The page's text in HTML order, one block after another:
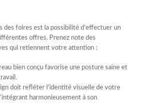
des foires est la possibilité d’effectuer un
offres. Prenez note des
qui retiennent votre attention :
bien conçu favorise une posture saine et
doit refléter l’identité visuelle de votre
harmonieusement à son